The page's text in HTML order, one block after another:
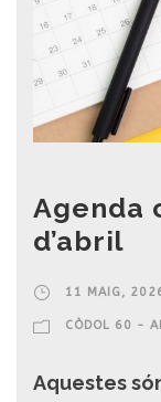
Agenda
d’abril
11 MAIG,
CÒDOL 60 -
Aquestes